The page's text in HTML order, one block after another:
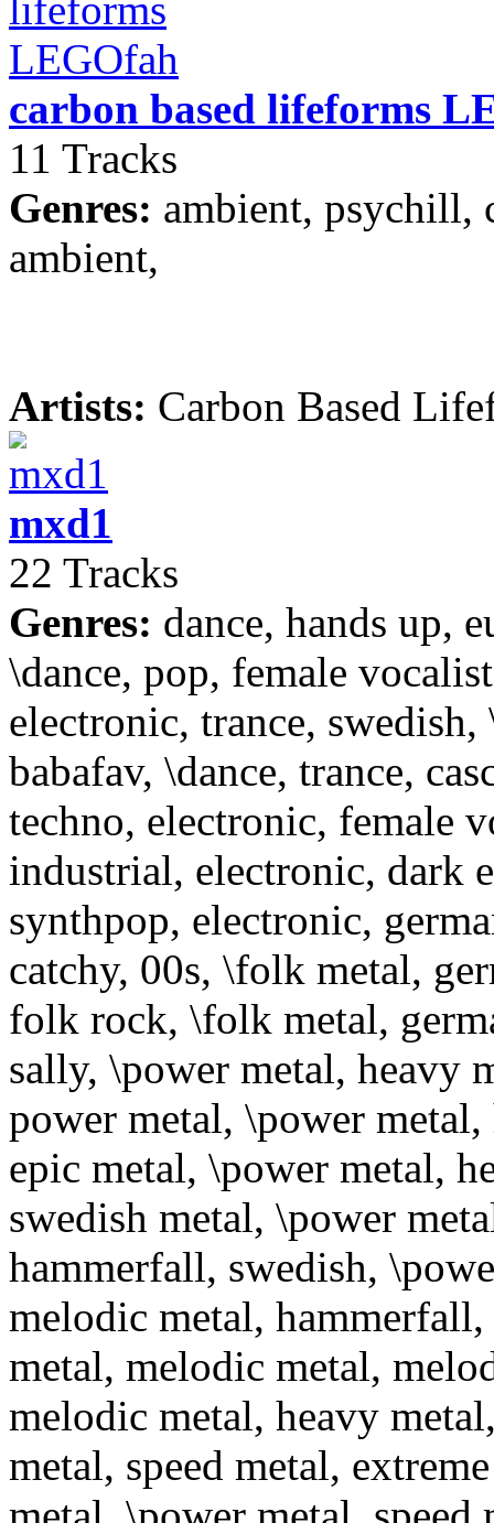
carbon based lifeforms
11 Tracks
Genres: ambient, psychill,
ambient,
Artists: Carbon Based
mxd1
22 Tracks
Genres: dance, hands up,
\dance, pop, female
electronic, trance, swedish,
babafav, \dance, trance,
techno, electronic, female
industrial, electronic, dark
synthpop, electronic,
catchy, 00s, \folk metal,
folk rock, \folk metal,
sally, \power metal, heavy
power metal, \power
epic metal, \power metal,
swedish metal, \power
hammerfall, swedish,
melodic metal,
metal, melodic metal,
melodic metal, heavy
metal, speed metal,